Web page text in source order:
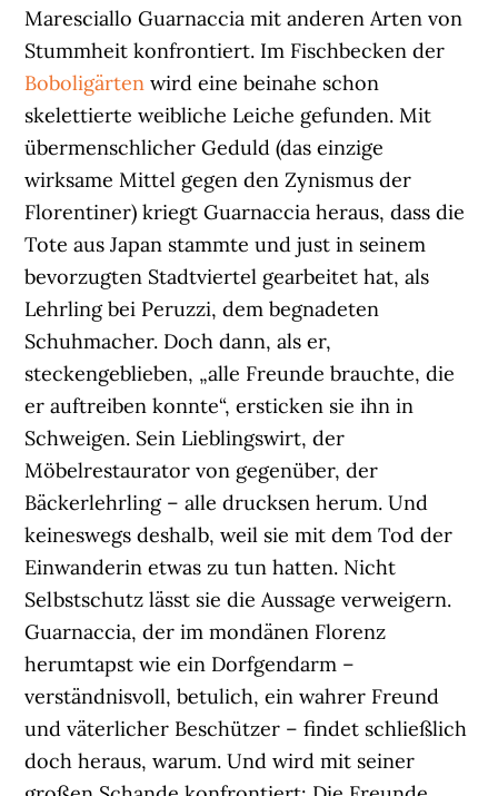
Maresciallo Guarnaccia mit anderen Arten von
Stummheit konfrontiert. Im Fischbecken der
Boboligärten wird eine beinahe schon
skelettierte weibliche Leiche gefunden. Mit
übermenschlicher Geduld (das einzige
wirksame Mittel gegen den Zynismus der
Florentiner) kriegt Guarnaccia heraus, dass die
Tote aus Japan stammte und just in seinem
bevorzugten Stadtviertel gearbeitet hat, als
Lehrling bei Peruzzi, dem begnadeten
Schuhmacher. Doch dann, als er,
steckengeblieben, „alle Freunde brauchte, die
er auftreiben konnte“, ersticken sie ihn in
Schweigen. Sein Lieblingswirt, der
Möbelrestaurator von gegenüber, der
Bäckerlehrling – alle drucksen herum. Und
keineswegs deshalb, weil sie mit dem Tod der
Einwanderin etwas zu tun hatten. Nicht
Selbstschutz lässt sie die Aussage verweigern.
Guarnaccia, der im mondänen Florenz
herumtapst wie ein Dorfgendarm –
verständnisvoll, betulich, ein wahrer Freund
und väterlicher Beschützer – findet schließlich
doch heraus, warum. Und wird mit seiner